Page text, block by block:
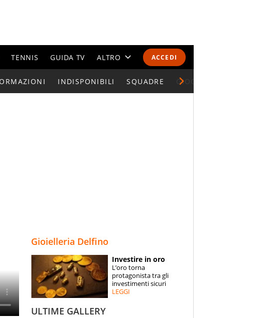
ACCEDI
TENNIS GUIDA TV ALTRO
CALENDARI E CLASSIFICHE
ESPERTI
CONTATTI
INDISPONIBILI SQUADRE GIOCATORI SERIE A
Gioielleria Delfino
Investire in oro
L’oro torna
protagonista tra gli
investimenti sicuri
LEGGI
ULTIME GALLERY